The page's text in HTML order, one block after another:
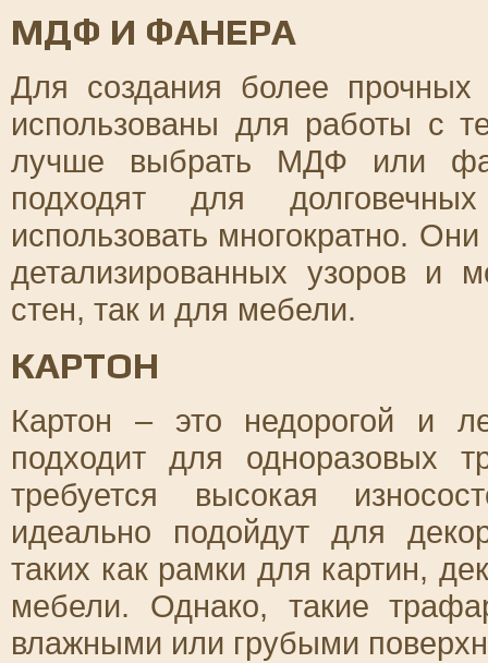
МДФ И ФАНЕРА
Для создания более прочных
использованы для работы с
лучше выбрать МДФ или
подходят для
использовать многократно.
детализированных узоров и
стен, так и для мебели.
КАРТОН
Картон – это недорогой и
подходит для одноразовых
требуется высокая
идеально подойдут для
таких как рамки для картин,
мебели. Однако, такие
влажными или грубыми